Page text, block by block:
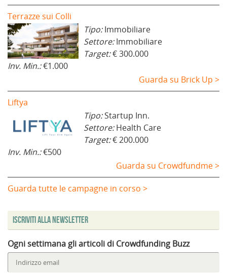
Terrazze sui Colli
Tipo:Immobiliare
Settore:Immobiliare
Target:€ 300.000
Inv. Min.:€1.000
Guarda su Brick Up >
Liftya
Tipo:Startup Inn.
Settore:Health Care
Target:€ 200.000
Inv. Min.:€500
Guarda su Crowdfundme >
Guarda tutte le campagne in corso >
Iscriviti alla Newsletter
Ogni settimana gli articoli di Crowdfunding Buzz